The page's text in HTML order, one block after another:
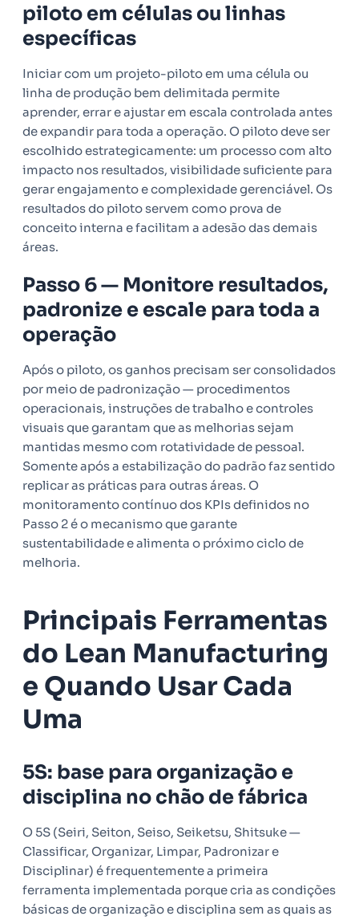
piloto em células ou linhas
específicas
Iniciar com um projeto-piloto em uma célula ou
linha de produção bem delimitada permite
aprender, errar e ajustar em escala controlada antes
de expandir para toda a operação. O piloto deve ser
escolhido estrategicamente: um processo com alto
impacto nos resultados, visibilidade suficiente para
gerar engajamento e complexidade gerenciável. Os
resultados do piloto servem como prova de
conceito interna e facilitam a adesão das demais
áreas.
Passo 6 — Monitore resultados,
padronize e escale para toda a
operação
Após o piloto, os ganhos precisam ser consolidados
por meio de padronização — procedimentos
operacionais, instruções de trabalho e controles
visuais que garantam que as melhorias sejam
mantidas mesmo com rotatividade de pessoal.
Somente após a estabilização do padrão faz sentido
replicar as práticas para outras áreas. O
monitoramento contínuo dos KPIs definidos no
Passo 2 é o mecanismo que garante
sustentabilidade e alimenta o próximo ciclo de
melhoria.
Principais Ferramentas
do Lean Manufacturing
e Quando Usar Cada
Uma
5S: base para organização e
disciplina no chão de fábrica
O 5S (Seiri, Seiton, Seiso, Seiketsu, Shitsuke —
Classificar, Organizar, Limpar, Padronizar e
Disciplinar) é frequentemente a primeira
ferramenta implementada porque cria as condições
básicas de organização e disciplina sem as quais as